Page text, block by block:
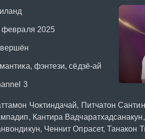
февраля 2025
фэнтези, сёдзё-ай
3
Чоктиндачай, Питчатон
Кантира
Ченнит Опрасет, Танакон